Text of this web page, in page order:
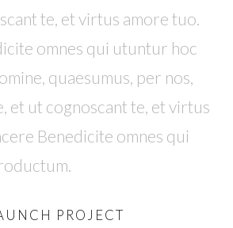
te, et virtus amore tuo.
omnes qui utuntur hoc
quaesumus, per nos,
et ut cognoscant te, et virtus
Benedicite omnes qui
PROJECT